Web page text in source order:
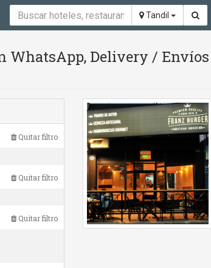
Tandil
WhatsApp, Delivery /
Quitar filtro
Quitar filtro
Quitar filtro